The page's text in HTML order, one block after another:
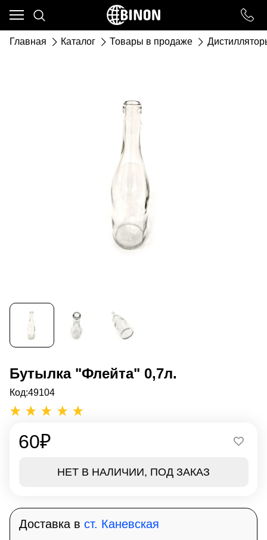
Главная Каталог Товары в продаже
Бутылка "Флейта" 0,7л.
Код:49104
60₽
НЕТ В НАЛИЧИИ, ПОД ЗАКАЗ
Доставка в ст. Каневская
Ваш город - ст. Каневская,
угадали?
ДА НЕТ